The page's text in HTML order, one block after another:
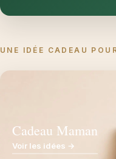
UNE IDÉE CADEAU
Cadeau Maman
Voir les idées →